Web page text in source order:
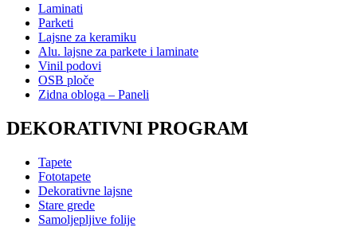
Laminati
Parketi
Lajsne za keramiku
Alu. lajsne za parkete i laminate
Vinil podovi
OSB ploče
Zidna obloga – Paneli
DEKORATIVNI PROGRAM
Tapete
Fototapete
Dekorativne lajsne
Stare grede
Samoljepljive folije